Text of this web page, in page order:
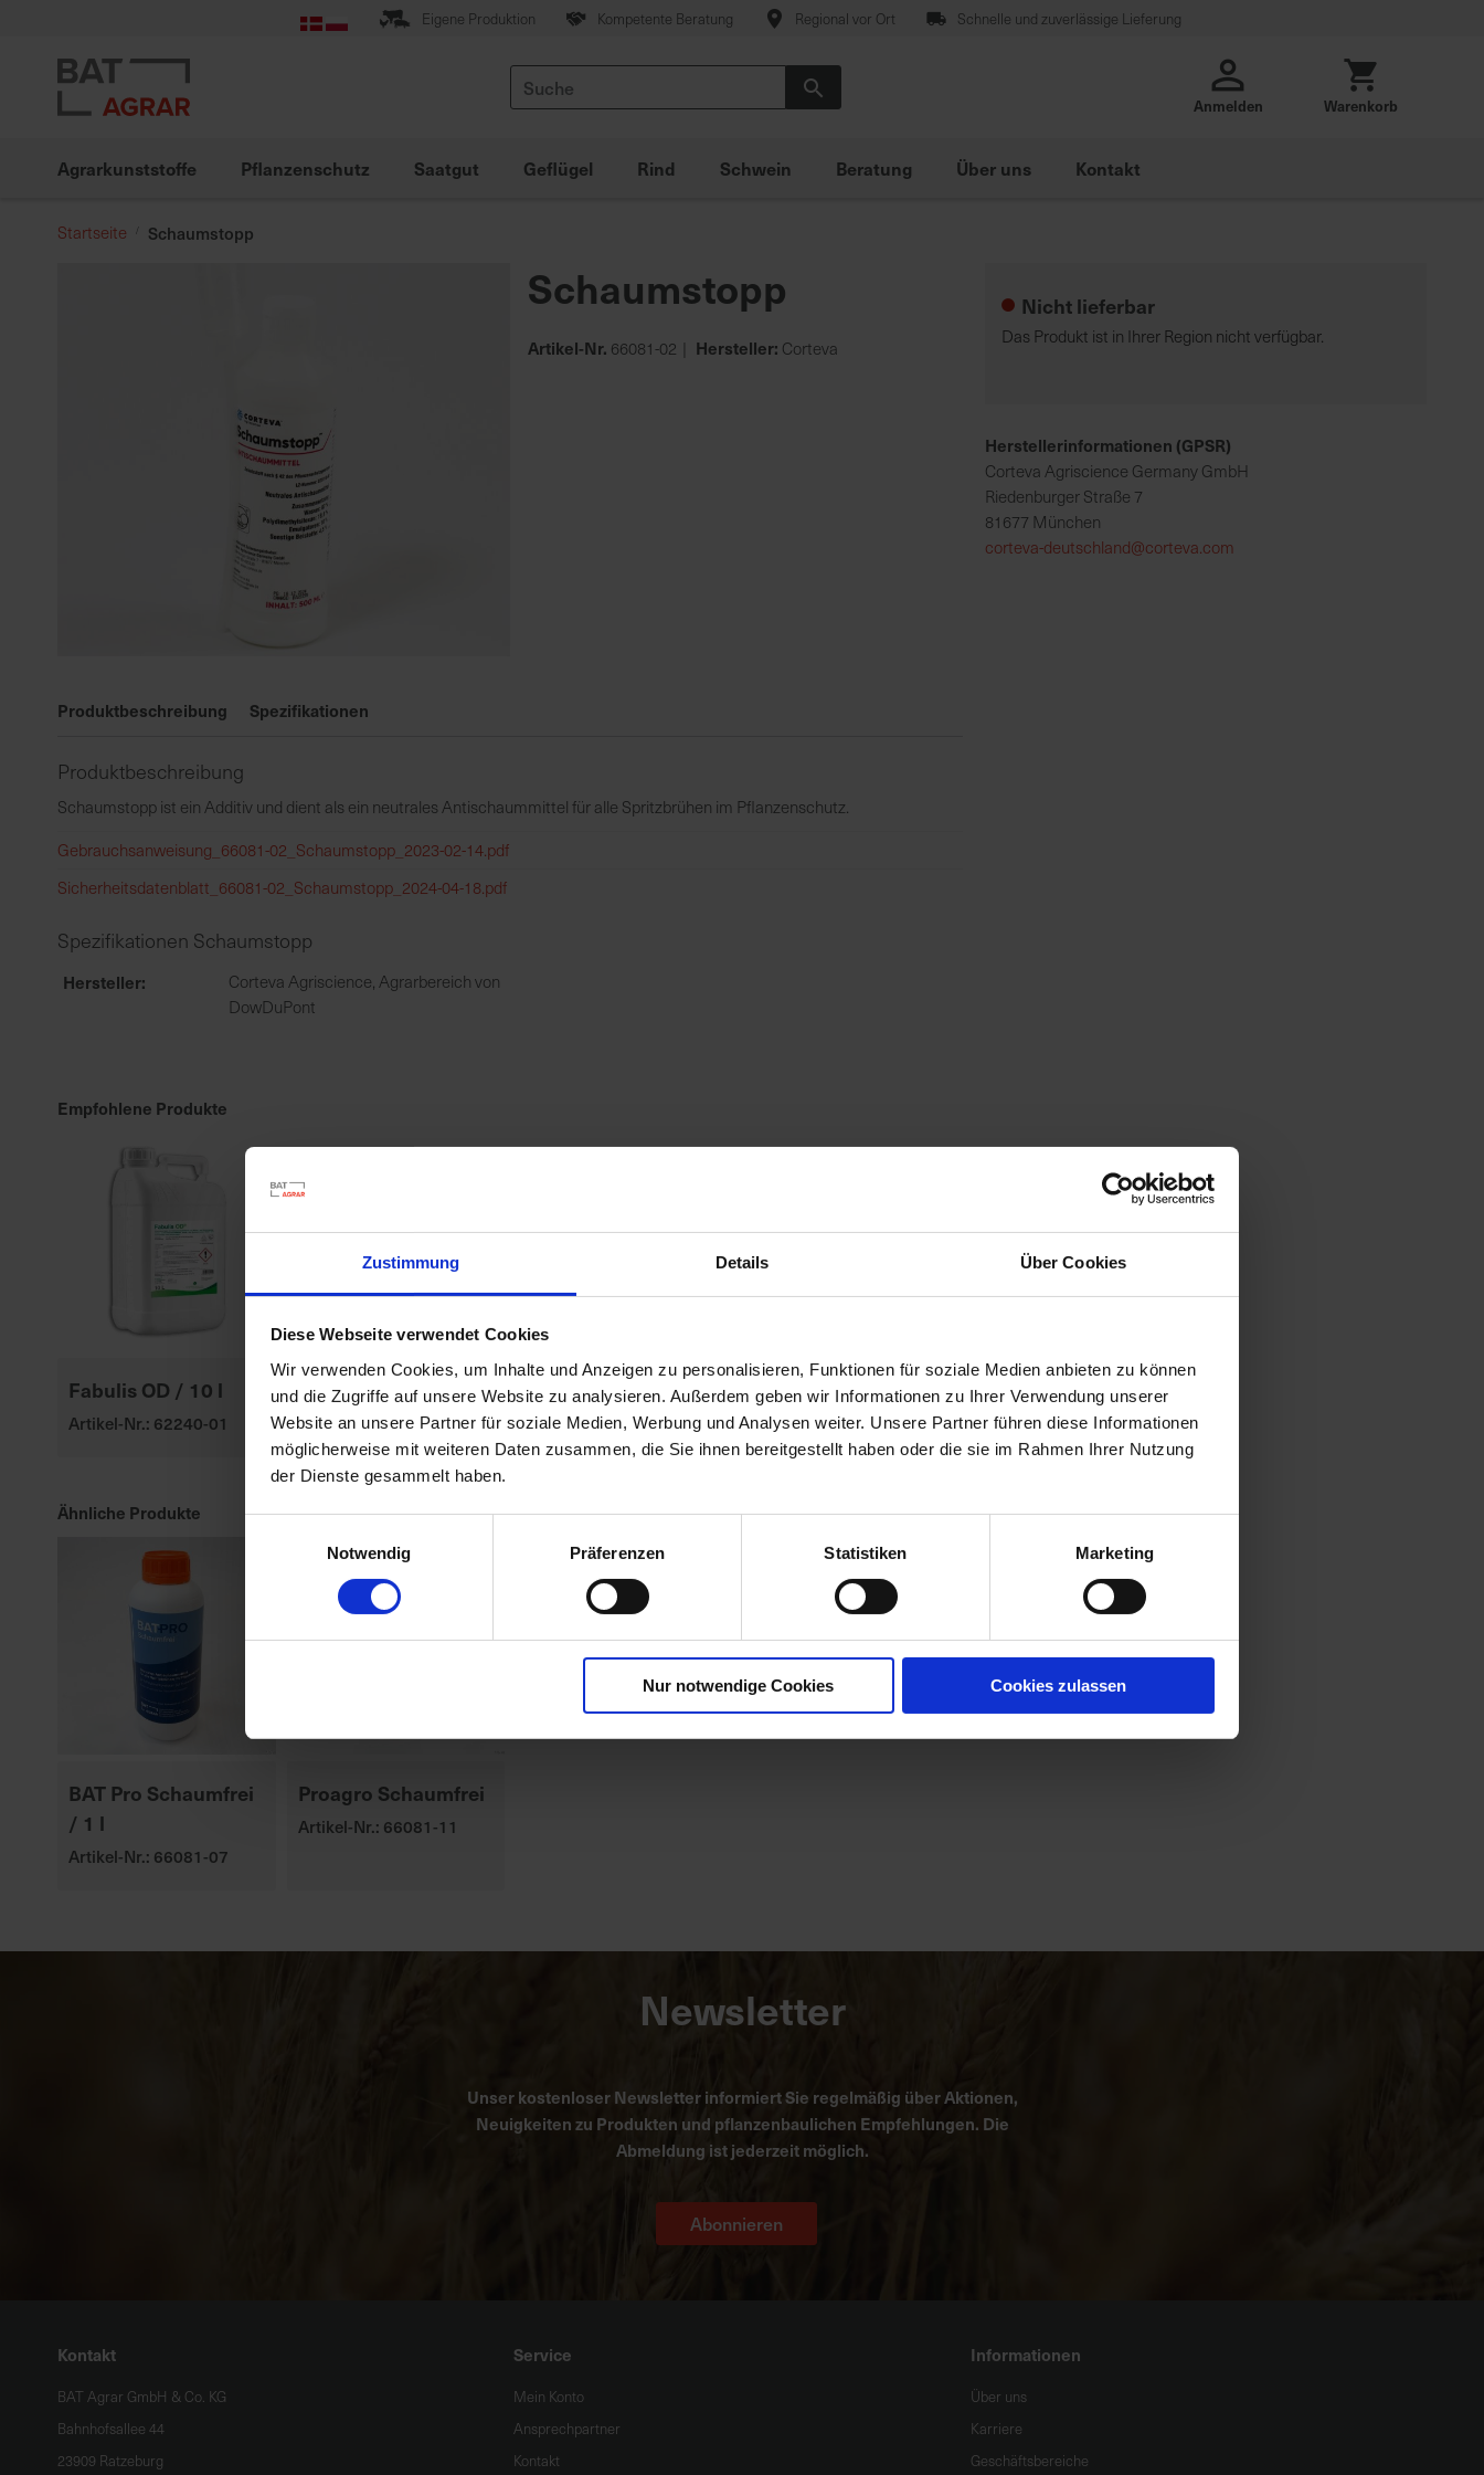
Zustimmung Details Über Cookies
Diese Webseite verwendet Cookies
Wir verwenden Cookies, um Inhalte und Anzeigen zu personalisieren, Funktionen für soziale Medien anbieten zu können
und die Zugriffe auf unsere Website zu analysieren. Außerdem geben wir Informationen zu Ihrer Verwendung unserer
Website an unsere Partner für soziale Medien, Werbung und Analysen weiter. Unsere Partner führen diese Informationen
möglicherweise mit weiteren Daten zusammen, die Sie ihnen bereitgestellt haben oder die sie im Rahmen Ihrer Nutzung
der Dienste gesammelt haben.
Notwendig
Präferenzen Statistiken Marketing
Nur notwendige Cookies Cookies zulassen
springen
Eigene Produktion Kompetente Beratung Regional vor Ort Schnelle und zuverlässige Lieferung
Suche
Anmelden Warenkorb
Agrarkunststoffe Pflanzenschutz Saatgut Geflügel Rind Schwein Beratung Über uns Kontakt
Startseite Schaumstopp
der
springen
Schaumstopp
Artikel-Nr. 66081-02 Hersteller: Corteva
Produktbeschreibung Spezifikationen
Produktbeschreibung
Schaumstopp ist ein Additiv und dient als ein neutrales Antischaummittel für alle Spritzbrühen im Pflanzenschutz.
Gebrauchsanweisung_66081-02_Schaumstopp_2023-02-14.pdf
Sicherheitsdatenblatt_66081-02_Schaumstopp_2024-04-18.pdf
Spezifikationen Schaumstopp
Hersteller
Corteva Agriscience, Agrarbereich von
DowDuPont
Empfohlene Produkte
Fabulis OD / 10 l
Artikel-Nr.: 62240-01
Ähnliche Produkte
BAT Pro Schaumfrei
/ 1 l
Artikel-Nr.: 66081-07
Proagro Schaumfrei
Artikel-Nr.: 66081-11
Nicht lieferbar
Das Produkt ist in Ihrer Region nicht verfügbar.
Herstellerinformationen (GPSR)
Corteva Agriscience Germany GmbH
Riedenburger Straße 7
81677 München
corteva-deutschland@corteva.com
Newsletter
Unser kostenloser Newsletter informiert Sie regelmäßig über Aktionen,
Neuigkeiten zu Produkten und pflanzenbaulichen Empfehlungen. Die
Abmeldung ist jederzeit möglich.
Abonnieren
Kontakt
BAT Agrar GmbH & Co. KG
Bahnhofsallee 44
23909 Ratzeburg
Service
Mein Konto
Ansprechpartner
Kontakt
Informationen
Über uns
Karriere
Geschäftsbereiche